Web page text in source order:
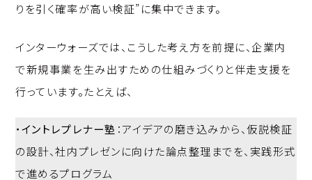
りを引く確率が高い検証”に集中できます。
インターウォーズでは、こうした考え方を前提に、企業内
で新規事業を生み出すための仕組みづくりと伴走支援を
行っています。たとえば、
・イントレプレナー塾 ：アイデアの磨き込みから、仮説検証
の設計、社内プレゼンに向けた論点整理までを、実践形式
で進めるプログラム